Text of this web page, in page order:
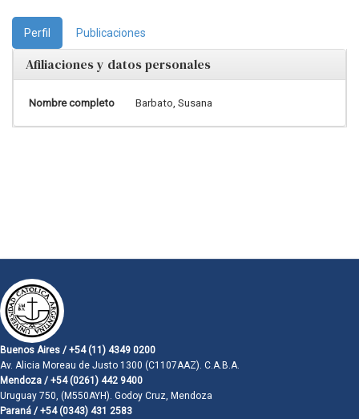
Perfil Publicaciones
Afiliaciones y datos personales
Nombre completo Barbato, Susana
Buenos Aires / +54 (11) 4349 0200
Av. Alicia Moreau de Justo 1300 (C1107AAZ). C.A.B.A.
Mendoza / +54 (0261) 442 9400
Uruguay 750, (M550AYH). Godoy Cruz, Mendoza
Paraná / +54 (0343) 431 2583